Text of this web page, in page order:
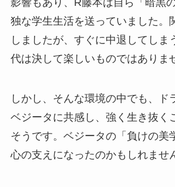
影響もあり、R藤本は自ら「暗黒
独な学生生活を送っていました。
しましたが、すぐに中退してしま
代は決して楽しいものではありま
しかし、そんな環境の中でも、ド
ベジータに共感し、強く生き抜く
そうです。ベジータの「負けの美
心の支えになったのかもしれませ